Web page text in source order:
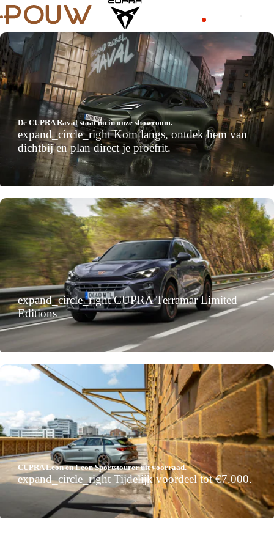
De CUPRA Raval staat nu in onze showroom.
expand_circle_rightKom langs, ontdek hem van
dichtbij en plan direct je proefrit.
expand_circle_rightCUPRA Terramar Limited
Editions
CUPRA Leon en Leon Sportstourer uit voorraad.
expand_circle_rightTijdelijk voordeel tot €7.000.